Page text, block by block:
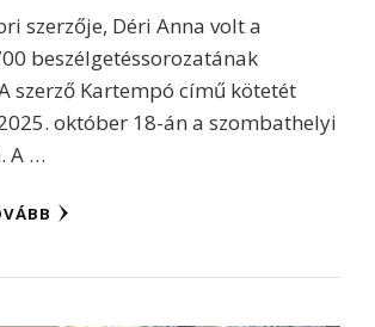
szerzője, Déri Anna volt a
beszélgetéssorozatának
szerző Kartempó című kötetét
október 18-án a szombathelyi
A …